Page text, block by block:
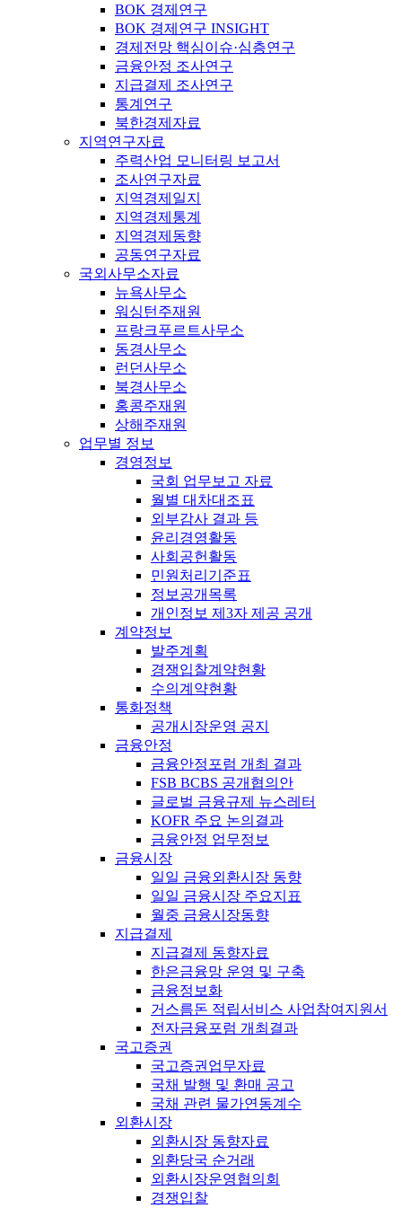
BOK 경제연구
BOK 경제연구 INSIGHT
경제전망 핵심이슈·심층연구
금융안정 조사연구
지급결제 조사연구
통계연구
북한경제자료
지역연구자료
주력산업 모니터링 보고서
조사연구자료
지역경제일지
지역경제통계
지역경제동향
공동연구자료
국외사무소자료
뉴욕사무소
워싱턴주재원
프랑크푸르트사무소
동경사무소
런던사무소
북경사무소
홍콩주재원
상해주재원
업무별 정보
경영정보
국회 업무보고 자료
월별 대차대조표
외부감사 결과 등
윤리경영활동
사회공헌활동
민원처리기준표
정보공개목록
개인정보 제3자 제공 공개
계약정보
발주계획
경쟁입찰계약현황
수의계약현황
통화정책
공개시장운영 공지
금융안정
금융안정포럼 개최 결과
FSB BCBS 공개협의안
글로벌 금융규제 뉴스레터
KOFR 주요 논의결과
금융안정 업무정보
금융시장
일일 금융외환시장 동향
일일 금융시장 주요지표
월중 금융시장동향
지급결제
지급결제 동향자료
한은금융망 운영 및 구축
금융정보화
거스름돈 적립서비스 사업참여지원서
전자금융포럼 개최결과
국고증권
국고증권업무자료
국채 발행 및 환매 공고
국채 관련 물가연동계수
외환시장
외환시장 동향자료
외환당국 순거래
외환시장운영협의회
경쟁입찰